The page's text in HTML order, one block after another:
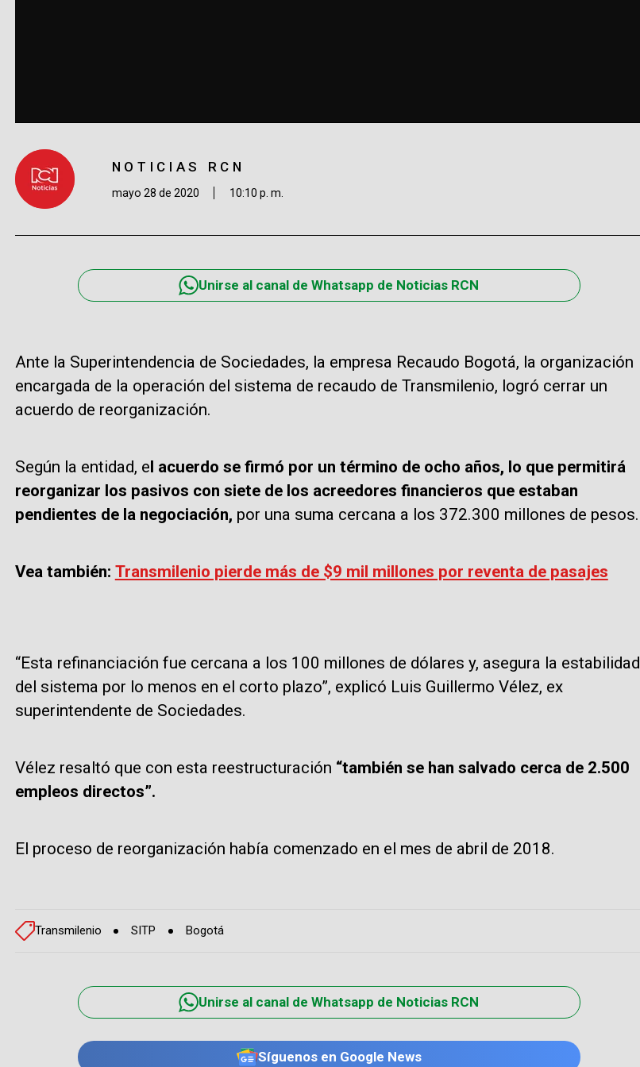
NOTICIAS RCN
mayo 28 de 2020 10:10 p. m.
Unirse al canal de Whatsapp de Noticias RCN
Ante la Superintendencia de Sociedades, la empresa Recaudo Bogotá, la organización
encargada de la operación del sistema de recaudo de Transmilenio, logró cerrar un
acuerdo de reorganización.
Según la entidad, el acuerdo se firmó por un término de ocho años, lo que permitirá
reorganizar los pasivos con siete de los acreedores financieros que estaban
pendientes de la negociación, por una suma cercana a los 372.300 millones de pesos.
Vea también: Transmilenio pierde más de $9 mil millones por reventa de pasajes
“Esta refinanciación fue cercana a los 100 millones de dólares y, asegura la estabilidad
del sistema por lo menos en el corto plazo”, explicó Luis Guillermo Vélez, ex
superintendente de Sociedades.
Vélez resaltó que con esta reestructuración “también se han salvado cerca de 2.500
empleos directos”.
El proceso de reorganización había comenzado en el mes de abril de 2018.
Transmilenio SITP Bogotá
Unirse al canal de Whatsapp de Noticias RCN
Síguenos en Google News